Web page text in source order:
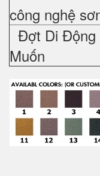
công nghệ
Đợt Di Động
Muốn